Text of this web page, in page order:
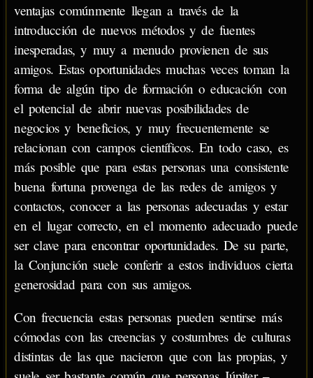
ventajas comúnmente llegan a través de la
introducción de nuevos métodos y de fuentes
inesperadas, y muy a menudo provienen de sus
amigos. Estas oportunidades muchas veces toman la
forma de algún tipo de formación o educación con
el potencial de abrir nuevas posibilidades de
negocios y beneficios, y muy frecuentemente se
relacionan con campos científicos. En todo caso, es
más posible que para estas personas una consistente
buena fortuna provenga de las redes de amigos y
contactos, conocer a las personas adecuadas y estar
en el lugar correcto, en el momento adecuado puede
ser clave para encontrar oportunidades. De su parte,
la Conjunción suele conferir a estos individuos cierta
generosidad para con sus amigos.
Con frecuencia estas personas pueden sentirse más
cómodas con las creencias y costumbres de culturas
distintas de las que nacieron que con las propias, y